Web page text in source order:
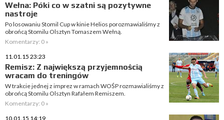
Wełna: Póki co w szatni są pozytywne
nastroje
Po losowaniu Stomil Cup w kinie Helios porozmawialiśmy z
obrońcą Stomilu Olsztyn Tomaszem Wełną.
Komentarzy: 0 »
11.01.15 23:23
Remisz: Z największą przyjemnością
wracam do treningów
W trakcie jednej z imprez w ramach WOŚP rozmawialiśmy z
obrońcą Stomilu Olsztyn Rafałem Remiszem.
Komentarzy: 0 »
10.01.15 14:19